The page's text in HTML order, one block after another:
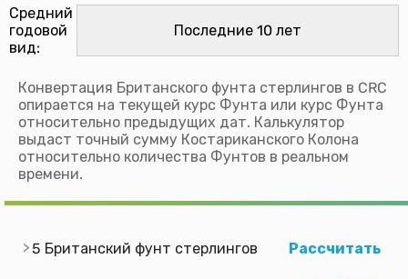
Средний
годовой
вид:
Конвертация Британского фунта стерлингов в CRC
опирается на текущей курс Фунта или курс Фунта
относительно предыдущих дат. Калькулятор
выдаст точный сумму Костариканского Колона
относительно количества Фунтов в реальном
времени.
5 Британский фунт стерлингов Рассчитать